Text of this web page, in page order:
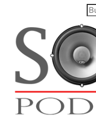
content